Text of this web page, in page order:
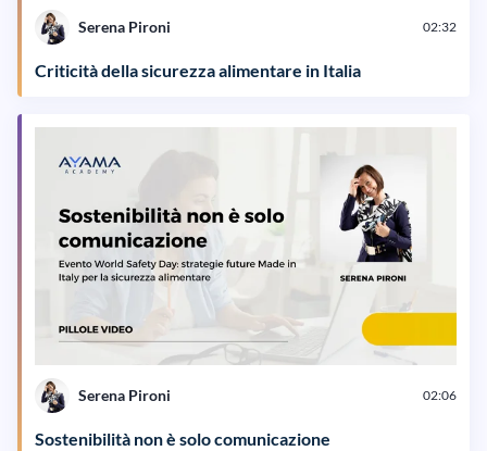
Serena Pironi 02:32
Criticità della sicurezza alimentare in Italia
Serena Pironi 02:06
Sostenibilità non è solo comunicazione